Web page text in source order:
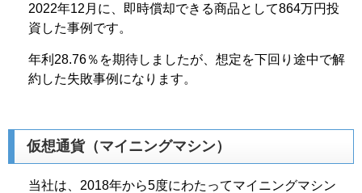
2022年12月に、即時償却できる商品として864万円投
資した事例です。
年利28.76％を期待しましたが、想定を下回り途中で解
約した失敗事例になります。
仮想通貨（マイニングマシン）
当社は、2018年から5度にわたってマイニングマシン